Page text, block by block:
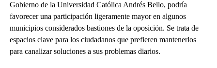
Gobierno de la Universidad Católica Andrés Bello, podría
favorecer una participación ligeramente mayor en algunos
municipios considerados bastiones de la oposición. Se trata de
espacios clave para los ciudadanos que prefieren mantenerlos
para canalizar soluciones a sus problemas diarios.